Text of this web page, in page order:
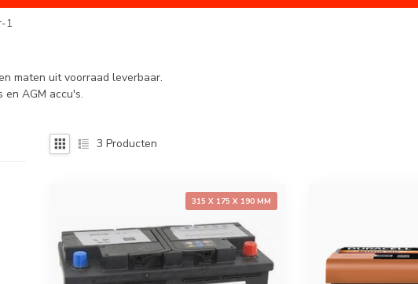
1
maten uit voorraad leverbaar.
en AGM accu's.
3 Producten
315 X 175 X 190 MM